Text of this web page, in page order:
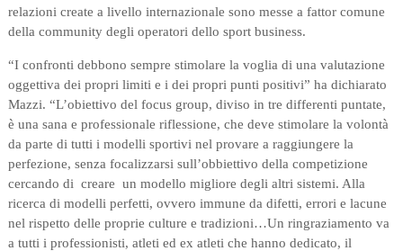
relazioni create a livello internazionale sono messe a fattor comune
della community degli operatori dello sport business.
“I confronti debbono sempre stimolare la voglia di una valutazione
oggettiva dei propri limiti e i dei propri punti positivi” ha dichiarato
Mazzi. “L’obiettivo del focus group, diviso in tre differenti puntate,
è una sana e professionale riflessione, che deve stimolare la volontà
da parte di tutti i modelli sportivi nel provare a raggiungere la
perfezione, senza focalizzarsi sull’obbiettivo della competizione
cercando di creare un modello migliore degli altri sistemi. Alla
ricerca di modelli perfetti, ovvero immune da difetti, errori e lacune
nel rispetto delle proprie culture e tradizioni…Un ringraziamento va
a tutti i professionisti, atleti ed ex atleti che hanno dedicato, il